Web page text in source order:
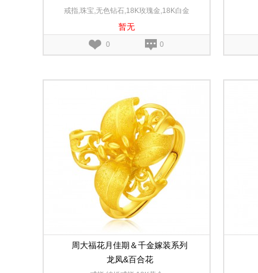
戒指,珠宝,无色钻石,18K玫瑰金,18K白金
暂无
0 0
周大福花月佳期＆千金嫁装系列
龙凤&百合花